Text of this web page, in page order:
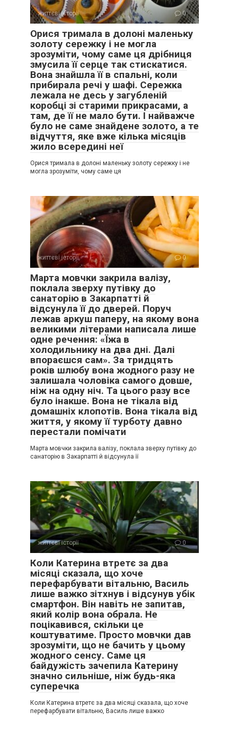
життєві історії 0
Орися тримала в долоні маленьку
золоту сережку і не могла
зрозуміти, чому саме ця дрібниця
змусила її серце так стискатися.
Вона знайшла її в спальні, коли
прибирала речі у шафі. Сережка
лежала не десь у загубленій
коробці зі старими прикрасами, а
там, де її не мало бути. І найважче
було не саме знайдене золото, а те
відчуття, яке вже кілька місяців
жило всередині неї
Орися тримала в долоні маленьку золоту сережку і не
могла зрозуміти, чому саме ця
життєві історії 0
Марта мовчки закрила валізу,
поклала зверху путівку до
санаторію в Закарпатті й
відсунула її до дверей. Поруч
лежав аркуш паперу, на якому вона
великими літерами написала лише
одне речення: «Їжа в
холодильнику на два дні. Далі
впораєшся сам». За тридцять
років шлюбу вона жодного разу не
залишала чоловіка самого довше,
ніж на одну ніч. Та цього разу все
було інакше. Вона не тікала від
домашніх клопотів. Вона тікала від
життя, у якому її турботу давно
перестали помічати
Марта мовчки закрила валізу, поклала зверху путівку до
санаторію в Закарпатті й відсунула її
життєві історії 0
Коли Катерина втретє за два
місяці сказала, що хоче
перефарбувати вітальню, Василь
лише важко зітхнув і відсунув убік
смартфон. Він навіть не запитав,
який колір вона обрала. Не
поцікавився, скільки це
коштуватиме. Просто мовчки дав
зрозуміти, що не бачить у цьому
жодного сенсу. Саме ця
байдужість зачепила Катерину
значно сильніше, ніж будь-яка
суперечка
Коли Катерина втретє за два місяці сказала, що хоче
перефарбувати вітальню, Василь лише важко